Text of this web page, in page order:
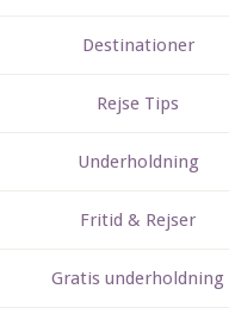
Destinationer
Rejse Tips
Underholdning
Fritid & Rejser
Gratis underholdning